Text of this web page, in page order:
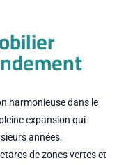
harmonieuse dans le
expansion qui
années.
de zones vertes et